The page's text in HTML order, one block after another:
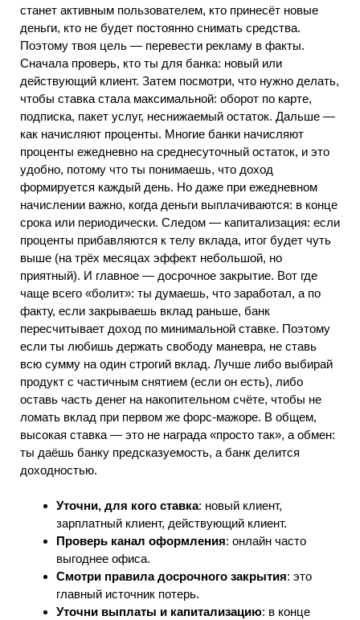
станет активным пользователем, кто принесёт новые
деньги, кто не будет постоянно снимать средства.
Поэтому твоя цель — перевести рекламу в факты.
Сначала проверь, кто ты для банка: новый или
действующий клиент. Затем посмотри, что нужно делать,
чтобы ставка стала максимальной: оборот по карте,
подписка, пакет услуг, неснижаемый остаток. Дальше —
как начисляют проценты. Многие банки начисляют
проценты ежедневно на среднесуточный остаток, и это
удобно, потому что ты понимаешь, что доход
формируется каждый день. Но даже при ежедневном
начислении важно, когда деньги выплачиваются: в конце
срока или периодически. Следом — капитализация: если
проценты прибавляются к телу вклада, итог будет чуть
выше (на трёх месяцах эффект небольшой, но
приятный). И главное — досрочное закрытие. Вот где
чаще всего «болит»: ты думаешь, что заработал, а по
факту, если закрываешь вклад раньше, банк
пересчитывает доход по минимальной ставке. Поэтому
если ты любишь держать свободу маневра, не ставь
всю сумму на один строгий вклад. Лучше либо выбирай
продукт с частичным снятием (если он есть), либо
оставь часть денег на накопительном счёте, чтобы не
ломать вклад при первом же форс-мажоре. В общем,
высокая ставка — это не награда «просто так», а обмен:
ты даёшь банку предсказуемость, а банк делится
доходностью.
Уточни, для кого ставка: новый клиент,
зарплатный клиент, действующий клиент.
Проверь канал оформления: онлайн часто
выгоднее офиса.
Смотри правила досрочного закрытия: это
главный источник потерь.
Уточни выплаты и капитализацию: в конце